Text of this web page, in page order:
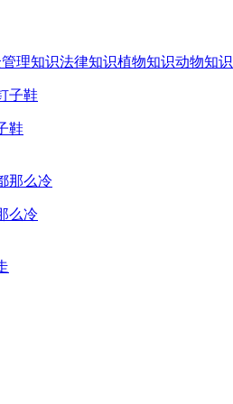
管理知识法律知识植物知识动物知识
鞋
么冷